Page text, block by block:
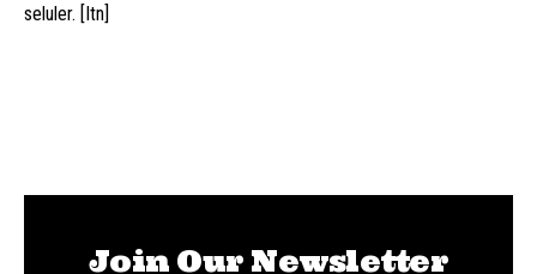
seluler. [Itn]
Join Our Newsletter